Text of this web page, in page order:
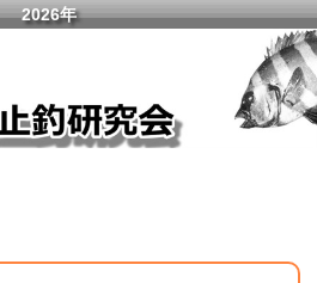
2026年